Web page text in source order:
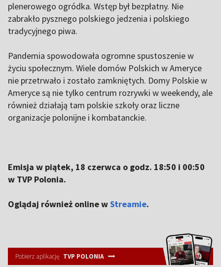
plenerowego ogródka. Wstęp był bezpłatny. Nie
zabrakło pysznego polskiego jedzenia i polskiego
tradycyjnego piwa.
Pandemia spowodowała ogromne spustoszenie w
życiu społecznym. Wiele domów Polskich w Ameryce
nie przetrwało i zostało zamkniętych. Domy Polskie w
Ameryce są nie tylko centrum rozrywki w weekendy, ale
również działają tam polskie szkoły oraz liczne
organizacje polonijne i kombatanckie.
Emisja w piątek, 18 czerwca o godz. 18:50 i 00:50
w TVP Polonia.
Oglądaj również online wStreamie.
Pobierz aplikację TVP POLONIA